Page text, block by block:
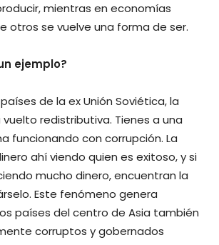
mientras en economías
otros se vuelve una forma de ser.
ejemplo?
de la ex Unión Soviética, la
redistributiva. Tienes a una
funcionando con corrupción. La
ahí viendo quien es exitoso, y si
mucho dinero, encuentran la
Este fenómeno genera
países del centro de Asia también
corruptos y gobernados